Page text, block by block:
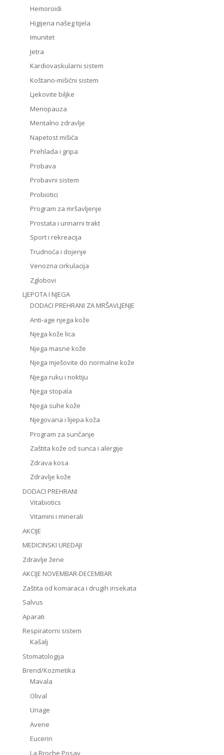
Hemoroidi
Higijena našeg tijela
Imunitet
Jetra
Kardiovaskularni sistem
Koštano-mišićni sistem
Ljekovite biljke
Menopauza
Mentalno zdravlje
Napetost mišića
Prehlada i gripa
Probava
Probavni sistem
Probiotici
Program za mršavljenje
Prostata i urinarni trakt
Sport i rekreacija
Trudnoća i dojenje
Venozna cirkulacija
Zglobovi
LJEPOTA I NJEGA
DODACI PREHRANI ZA MRŠAVLJENJE
Anti-age njega kože
Njega kože lica
Njega masne kože
Njega mješovite do normalne kože
Njega ruku i noktiju
Njega stopala
Njega suhe kože
Njegovana i lijepa koža
Program za sunčanje
Zaštita kože od sunca i alergije
Zdrava kosa
Zdravlje kože
DODACI PREHRANI
Vitabiotics
Vitamini i minerali
AKCIJE
MEDICINSKI UREDAJI
Zdravlje žene
AKCIJE NOVEMBAR-DECEMBAR
Zaštita od komaraca i drugih insekata
Salvus
Aparati
Respiratorni sistem
Kašalj
Stomatologija
Brend/Kozmetika
Mavala
Olival
Uriage
Avene
Eucerin
La Rroche Posay